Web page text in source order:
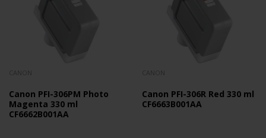
Canon PFI-306PM Photo
Magenta 330 ml
CF6662B001AA
Canon PFI-306R Red 330 ml
CF6663B001AA